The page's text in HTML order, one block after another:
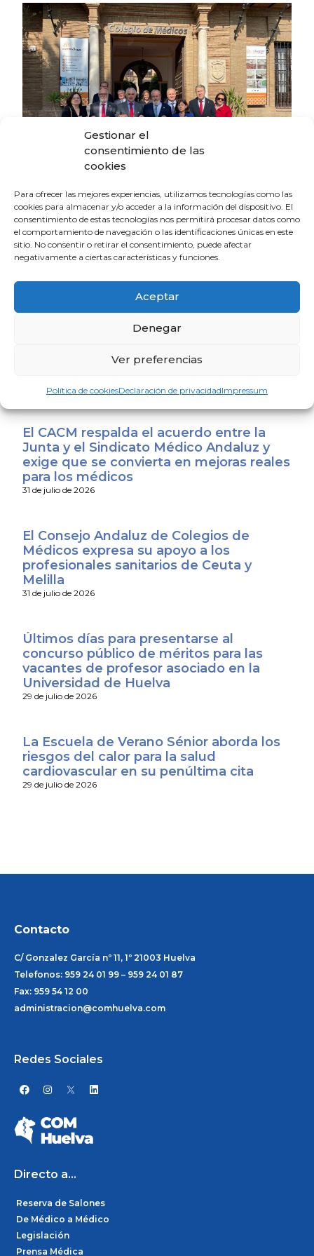
Gestionar el
consentimiento de las
cookies
Para ofrecer las mejores experiencias, utilizamos tecnologías como las
cookies para almacenar y/o acceder a la información del dispositivo. El
consentimiento de estas tecnologías nos permitirá procesar datos como
el comportamiento de navegación o las identificaciones únicas en este
sitio. No consentir o retirar el consentimiento, puede afectar
negativamente a ciertas características y funciones.
Aceptar
Denegar
Ver preferencias
Política de cookiesDeclaración de privacidadImpressum
La Escuela de Verano Sénior cierra su
programación con una charla sobre
sexualidad y suelo pélvico en las
4 de agosto de 2026
El Colegio de Médicos de Huelva y
para promover una sociedad más
4 de agosto de 2026
El CACM respalda el acuerdo entre la
Junta y el Sindicato Médico Andaluz y
exige que se convierta en mejoras reales
para los médicos
31 de julio de 2026
El Consejo Andaluz de Colegios de
Médicos expresa su apoyo a los
profesionales sanitarios de Ceuta y
Melilla
31 de julio de 2026
Últimos días para presentarse al
concurso público de méritos para las
vacantes de profesor asociado en la
Universidad de Huelva
29 de julio de 2026
La Escuela de Verano Sénior aborda los
riesgos del calor para la salud
cardiovascular en su penúltima cita
29 de julio de 2026
Contacto
C/ Gonzalez García nº 11, 1º 21003 Huelva
Telefonos: 959 24 01 99 – 959 24 01 87
Fax: 959 54 12 00
administracion@comhuelva.com
Redes Sociales
F
a
e
b
o
o
I
n
a
g
r
L
i
i
Directo a...
Reserva de Salones
De Médico a Médico
Legislación
Prensa Médica